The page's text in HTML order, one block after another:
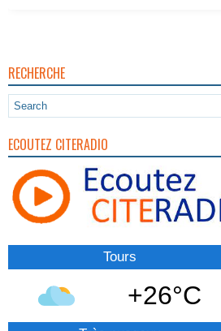
RECHERCHE
ECOUTEZ CITERADIO
Tours
+26°C